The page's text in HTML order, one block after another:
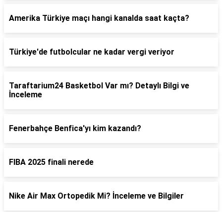
Amerika Türkiye maçı hangi kanalda saat kaçta?
Türkiye'de futbolcular ne kadar vergi veriyor
Taraftarium24 Basketbol Var mı? Detaylı Bilgi ve
İnceleme
Fenerbahçe Benfica'yı kim kazandı?
FIBA 2025 finali nerede
Nike Air Max Ortopedik Mi? İnceleme ve Bilgiler